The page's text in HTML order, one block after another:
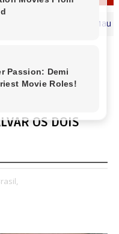
de Fazenda Maurício
APÓS INALAR FUMAÇA
INALAR
OS DOIS